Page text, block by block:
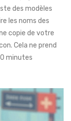
des modèles
les noms des
copie de votre
Cela ne prend
minutes